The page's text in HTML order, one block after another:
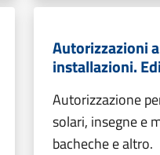
Autorizzazioni
installazioni.
Autorizzazione
solari, insegne e
bacheche e altro.